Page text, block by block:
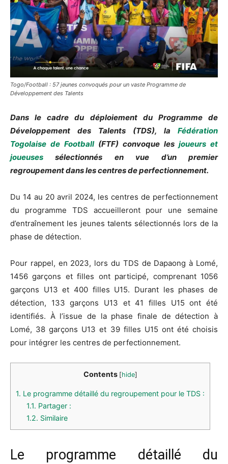
Togo/Football : 57 jeunes convoqués pour un vaste Programme de
Développement des Talents
Dans le cadre du déploiement du Programme de
Développement des Talents (TDS), la Fédération
Togolaise de Football(FTF) convoque les joueurs et
joueuses sélectionnés en vue d’un premier
regroupement dans les centres de perfectionnement.
Du 14 au 20 avril 2024, les centres de perfectionnement
du programme TDS accueilleront pour une semaine
d’entraînement les jeunes talents sélectionnés lors de la
phase de détection.
Pour rappel, en 2023, lors du TDS de Dapaong à Lomé,
1456 garçons et filles ont participé, comprenant 1056
garçons U13 et 400 filles U15. Durant les phases de
détection, 133 garçons U13 et 41 filles U15 ont été
identifiés. À l’issue de la phase finale de détection à
Lomé, 38 garçons U13 et 39 filles U15 ont été choisis
pour intégrer les centres de perfectionnement.
Contents [hide]
1. Le programme détaillé du regroupement pour le TDS :
1.1. Partager :
1.2. Similaire
Le programme détaillé du